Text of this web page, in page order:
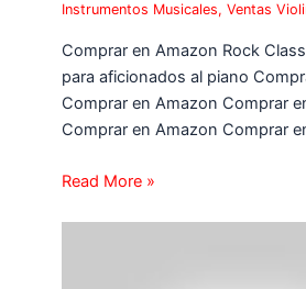
Instrumentos Musicales,Ventas
Comprar en Amazon Rock
para aficionados al piano
Comprar en Amazon Comprar
Comprar en Amazon Comprar
Read More »